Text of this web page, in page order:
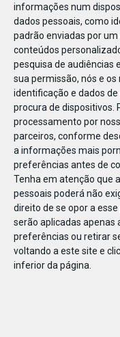
informações num
dados pessoais, como
padrão enviadas por
conteúdos
pesquisa de audiências
sua permissão, nós e
identificação e dados
procura de dispositivos.
processamento por
parceiros, conforme
a informações mais
preferências antes de
Tenha em atenção que
pessoais poderá não
direito de se opor a
serão aplicadas apenas
preferências ou retirar
voltando a este site e
inferior da página.